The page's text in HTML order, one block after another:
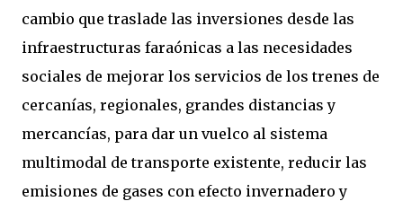
cambio que traslade las inversiones desde las
infraestructuras faraónicas a las necesidades
sociales de mejorar los servicios de los trenes de
cercanías, regionales, grandes distancias y
mercancías, para dar un vuelco al sistema
multimodal de transporte existente, reducir las
emisiones de gases con efecto invernadero y